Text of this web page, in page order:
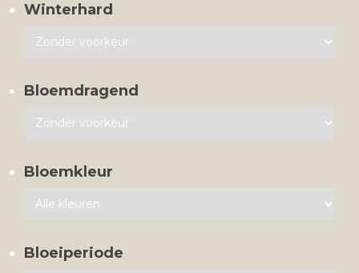
Winterhard
Bloemdragend
Bloemkleur
Bloeiperiode